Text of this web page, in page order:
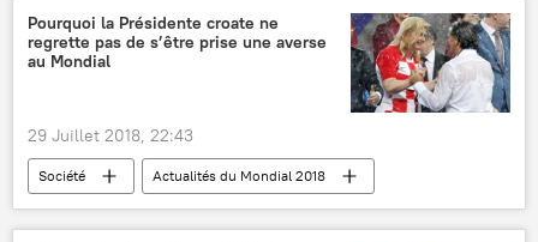
deuil
Pourquoi la Présidente croate ne
regrette pas de s’être prise une averse
au Mondial
29 Juillet 2018, 22:43
Société
Actualités du Mondial 2018
Actualités
Coupe du monde de football 2018